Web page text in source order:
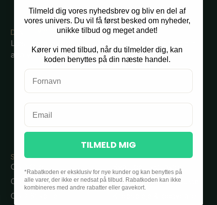
SHOP
CBD Olie
CBD Kapsler
CBD Stikpiller
Svampe Ekstrakter
THC frie CBD produkter
DIN TRYGHED ER VORES PRIORITET
Læs i detaljer om vores kvalitetskontrol
analyse af dit produkt her.
Tilmeld dig vores nyhedsbrev og bliv en del af
vores univers. Du vil få først besked om nyheder,
unikke tilbud og meget andet!
Kører vi med tilbud, når du tilmelder dig, kan
koden benyttes på din næste handel.
TILMELD MIG
*Rabatkoden er eksklusiv for nye kunder og kan benyttes på
alle varer, der ikke er nedsat på tilbud. Rabatkoden kan ikke
kombineres med andre rabatter eller gavekort.